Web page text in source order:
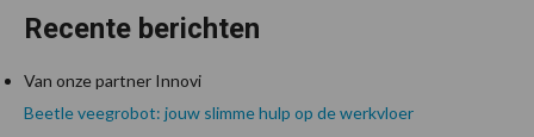
Recente berichten
Van onze partner Innovi
Beetle veegrobot: jouw slimme hulp op de werkvloer